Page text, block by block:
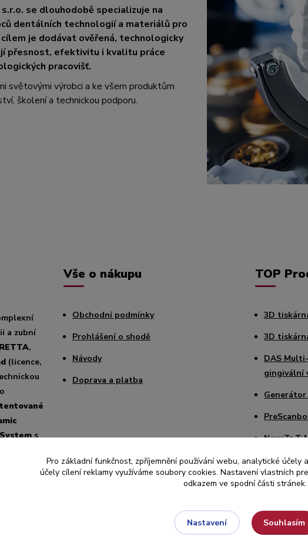
se dlouhodobě specializuje na
dentálních technologií a materiálů pro
je dodávat ověřená, technologicky
přesnost, efektivitu i kvalitu práce
pracovišť.
světovými výrobci a ke všem produktům
školení a technickou podporu.
a zubní
,
(licence,
s
Vše o nákupu
Obchodní podmínky
Prohlášení o shodě
Návody
Doprava a platba
TOP
3D
3D
DAS
gingivální
NexxZr T
Sagemax
Intraorální
Pro základní funkčnost, zpříjemnění používání webu, analytické účely
účely cílení reklamy využíváme soubory cookies. Nastavení vlastních
odkazem ve spodní části stránek.
Nastavení Souhlasím